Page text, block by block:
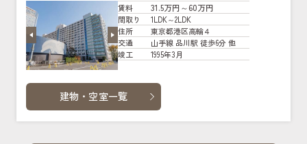
賃料 31.5万円～60万円
間取り
1LDK～2LDK
住所
東京都港区高輪４
交通
山手線 品川駅 徒歩6分 他
竣工
1995年3月
建物・空室一覧